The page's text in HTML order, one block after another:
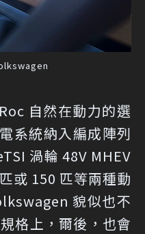
自然在動力的選
系統納入編成陣列
渦輪 48V MHEV
或 150 匹等兩種動
貌似也不
格上，爾後，也會